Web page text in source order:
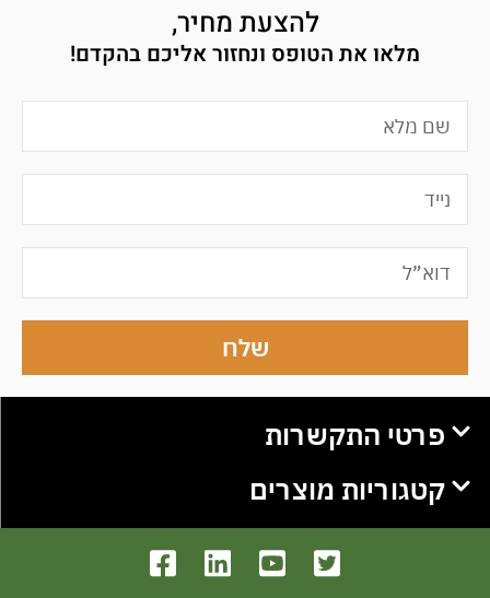
להצעת מחיר,
מלאו את הטופס ונחזור אליכם בהקדם!
שלח
פרטי התקשרות
קטגוריות מוצרים